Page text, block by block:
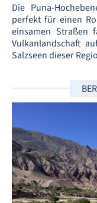
Die Puna-
perfekt für einen
einsamen Straßen
Vulkanlandschaft
Salzseen dieser